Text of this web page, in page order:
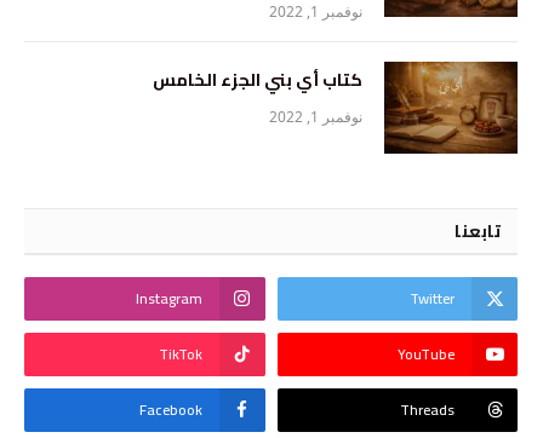
نوفمبر 1, 2022
كتاب أي بني الجزء الخامس
نوفمبر 1, 2022
تابعنا
Twitter
Instagram
YouTube
TikTok
Threads
Facebook